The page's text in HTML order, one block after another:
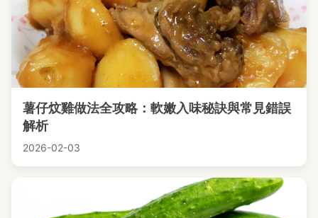
薯仔炆雞做法全攻略：軟嫩入味秘訣與常見錯誤
解析
2026-02-03